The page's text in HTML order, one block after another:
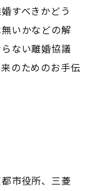
すべきかどう
いかなどの解
ない離婚協議
のためのお手伝
市役所、三菱